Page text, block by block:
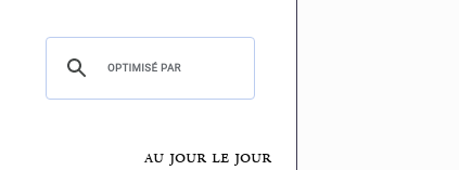
au jour le jour